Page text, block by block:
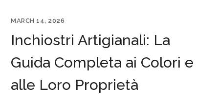
MARCH 14, 2026
Inchiostri Artigianali: La
Guida Completa ai Colori e
alle Loro Proprietà